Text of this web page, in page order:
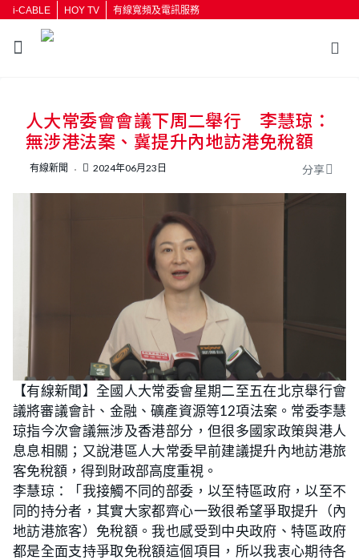
i-CABLE HOY TV 有線寬頻及電訊服務
人大常委會會議下周二舉行 李慧琼：
無涉港法案、冀提升內地訪港免稅額
有線新聞 2024年06月23日 分享
【有線新聞】全國人大常委會星期二至五在北京舉行會
議將審議會計、金融、礦產資源等12項法案。常委李慧
琼指今次會議無涉及香港部分，但很多國家政策與港人
息息相關；又說港區人大常委早前建議提升內地訪港旅
客免稅額，得到財政部高度重視。
李慧琼：「我接觸不同的部委，以至特區政府，以至不
同的持分者，其實大家都齊心一致很希望爭取提升（內
地訪港旅客）免稅額。我也感受到中央政府、特區政府
都是全面支持爭取免稅額這個項目，所以我衷心期待各